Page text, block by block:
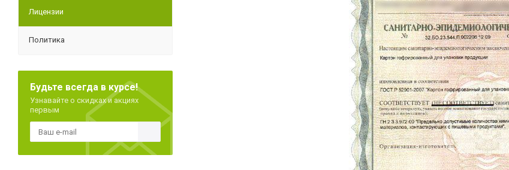
Лицензии
Политика
Будьте всегда в курсе!
Узнавайте о скидках и акциях
первым